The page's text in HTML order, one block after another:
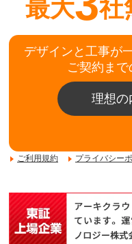
最大
社
デザインと工事が
ご契約まで
理想の
ご利用規約 プライバシー